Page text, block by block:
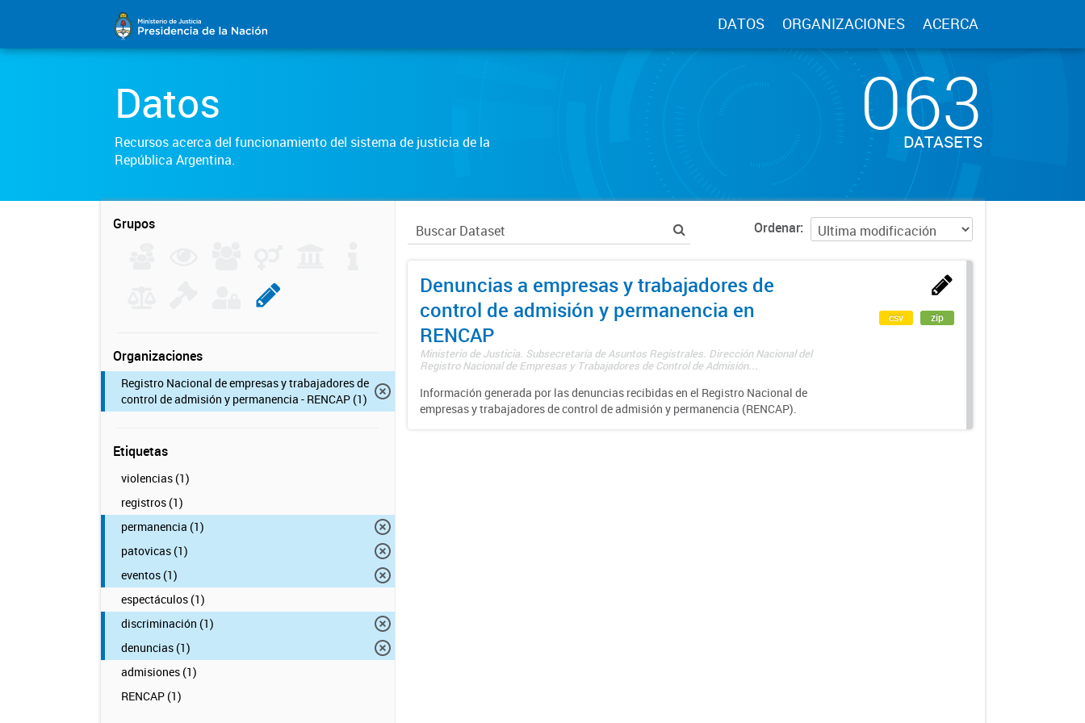
DATOS ORGANIZACIONES ACERCA
Datos
Recursos acerca del funcionamiento del sistema de justicia de la
República Argentina.
063
DATASETS
Grupos
Organizaciones
Registro Nacional de empresas y trabajadores de
control de admisión y permanencia - RENCAP (1)
Etiquetas
violencias (1)
registros (1)
permanencia (1)
patovicas (1)
eventos (1)
espectáculos (1)
discriminación (1)
denuncias (1)
admisiones (1)
RENCAP (1)
Ordenar
Denuncias a empresas y trabajadores de
control de admisión y permanencia en
RENCAP
Ministerio de Justicia. Subsecretaría de Asuntos Registrales. Dirección Nacional del
Registro Nacional de Empresas y Trabajadores de Control de Admisión...
Información generada por las denuncias recibidas en el Registro Nacional de
empresas y trabajadores de control de admisión y permanencia (RENCAP).
csv zip